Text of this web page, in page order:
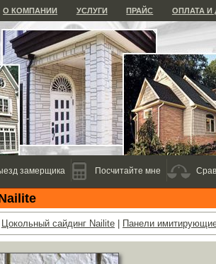
О КОМПАНИИ УСЛУГИ ПРАЙС ОПЛАТА И
Цокольный сайдинг Nailite Панели
замерщика Посчитайте мне